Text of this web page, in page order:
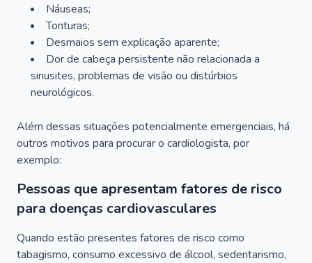
Náuseas;
Tonturas;
Desmaios sem explicação aparente;
Dor de cabeça persistente não relacionada a
sinusites, problemas de visão ou distúrbios
neurológicos.
Além dessas situações potencialmente emergenciais, há
outros motivos para procurar o cardiologista, por
exemplo:
Pessoas que apresentam fatores de risco
para doenças cardiovasculares
Quando estão presentes fatores de risco como
tabagismo, consumo excessivo de álcool, sedentarismo,